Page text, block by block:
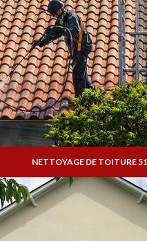
NETTOYAGE DE TOITURE 51